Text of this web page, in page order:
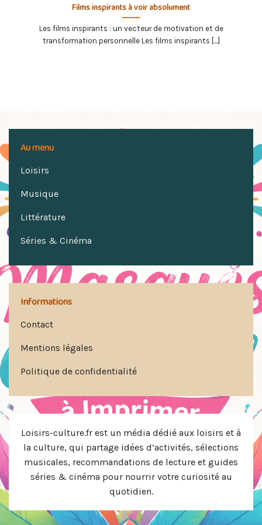
Films inspirants à voir absolument
Les films inspirants : un vecteur de motivation et de
transformation personnelle Les films inspirants [...]
Au menu
Loisirs
Musique
Littérature
Séries & Cinéma
Informations
Contact
Mentions légales
Politique de confidentialité
Loisirs-culture.fr est un média dédié aux loisirs et à
la culture, qui partage idées d’activités, sélections
musicales, recommandations de lecture et guides
séries & cinéma pour nourrir votre curiosité au
quotidien.